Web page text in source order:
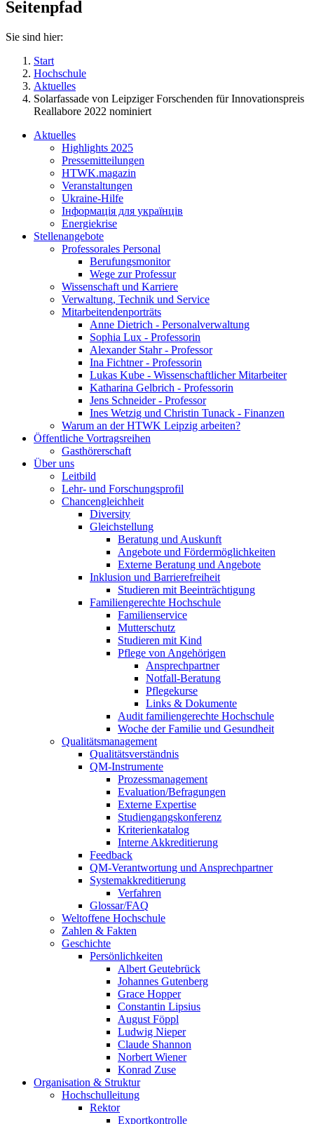
Seitenpfad
Sie sind hier:
Start
Hochschule
Aktuelles
Solarfassade von Leipziger Forschenden für Innovationspreis
Reallabore 2022 nominiert
Aktuelles
Highlights 2025
Pressemitteilungen
HTWK.magazin
Veranstaltungen
Ukraine-Hilfe
Інформація для українців
Energiekrise
Stellenangebote
Professorales Personal
Berufungsmonitor
Wege zur Professur
Wissenschaft und Karriere
Verwaltung, Technik und Service
Mitarbeitendenporträts
Anne Dietrich - Personalverwaltung
Sophia Lux - Professorin
Alexander Stahr - Professor
Ina Fichtner - Professorin
Lukas Kube - Wissenschaftlicher Mitarbeiter
Katharina Gelbrich - Professorin
Jens Schneider - Professor
Ines Wetzig und Christin Tunack - Finanzen
Warum an der HTWK Leipzig arbeiten?
Öffentliche Vortragsreihen
Gasthörerschaft
Über uns
Leitbild
Lehr- und Forschungsprofil
Chancengleichheit
Diversity
Gleichstellung
Beratung und Auskunft
Angebote und Fördermöglichkeiten
Externe Beratung und Angebote
Inklusion und Barrierefreiheit
Studieren mit Beeinträchtigung
Familiengerechte Hochschule
Familienservice
Mutterschutz
Studieren mit Kind
Pflege von Angehörigen
Ansprechpartner
Notfall-Beratung
Pflegekurse
Links & Dokumente
Audit familiengerechte Hochschule
Woche der Familie und Gesundheit
Qualitätsmanagement
Qualitätsverständnis
QM-Instrumente
Prozessmanagement
Evaluation/Befragungen
Externe Expertise
Studiengangskonferenz
Kriterienkatalog
Interne Akkreditierung
Feedback
QM-Verantwortung und Ansprechpartner
Systemakkreditierung
Verfahren
Glossar/FAQ
Weltoffene Hochschule
Zahlen & Fakten
Geschichte
Persönlichkeiten
Albert Geutebrück
Johannes Gutenberg
Grace Hopper
Constantin Lipsius
August Föppl
Ludwig Nieper
Claude Shannon
Norbert Wiener
Konrad Zuse
Organisation & Struktur
Hochschulleitung
Rektor
Exportkontrolle